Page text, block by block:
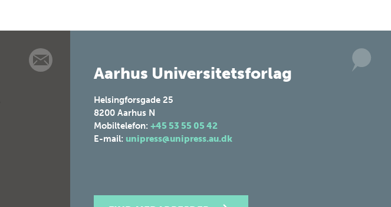
Aarhus Universitetsforlag
Helsingforsgade 25
8200 Aarhus N
Mobiltelefon: +45 53 55 05 42
E-mail: unipress@unipress.au.dk